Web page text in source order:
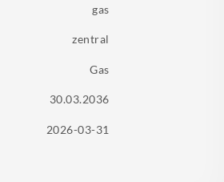
gas
zentral
Gas
30.03.2036
2026-03-31